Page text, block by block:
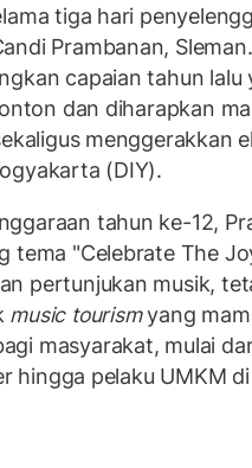
tiga hari
Prambanan,
capaian tahun lalu
dan diharapkan
menggerakkan
(DIY).
tahun ke-12,
tema "Celebrate The
pertunjukan musik,
music tourismyang
masyarakat, mulai
hingga pelaku UMKM